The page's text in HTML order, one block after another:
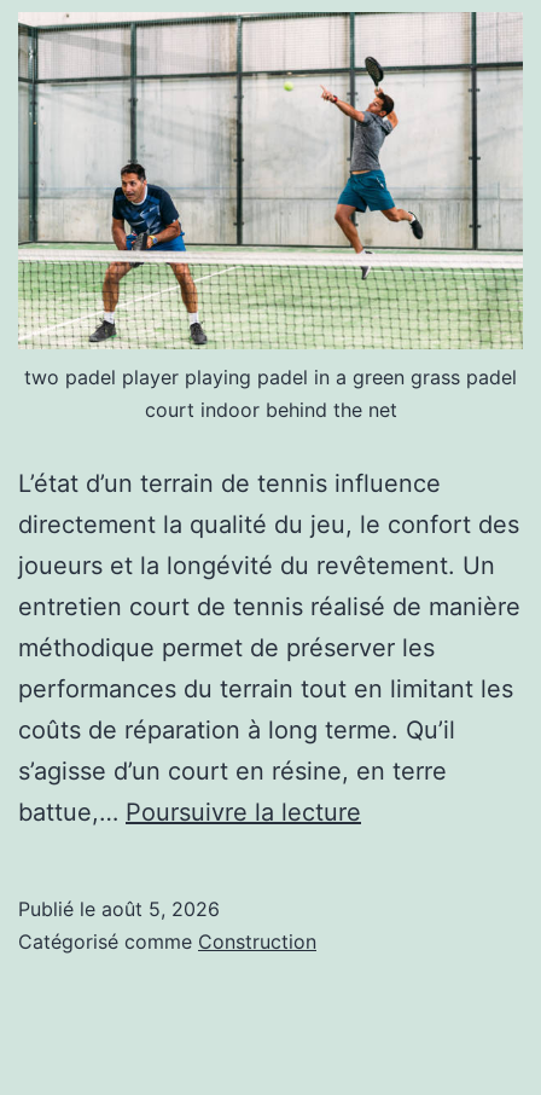
two padel player playing padel in a green grass padel
court indoor behind the net
L’état d’un terrain de tennis influence
directement la qualité du jeu, le confort des
joueurs et la longévité du revêtement. Un
entretien court de tennis réalisé de manière
méthodique permet de préserver les
performances du terrain tout en limitant les
coûts de réparation à long terme. Qu’il
s’agisse d’un court en résine, en terre
battue,… Poursuivre la lecture
Publié le août 5, 2026
Catégorisé comme Construction